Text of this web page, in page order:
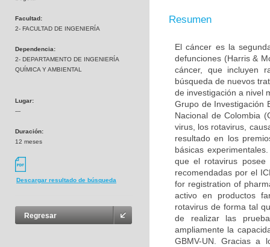
Facultad:
2- FACULTAD DE INGENIERÍA
Dependencia:
2- DEPARTAMENTO DE INGENIERÍA
QUÍMICA Y AMBIENTAL
Lugar:
---
Duración:
12 meses
Descargar resultado de búsqueda
Regresar
Resumen
El cáncer es la
defunciones (Harris &
cáncer, que incluyen
búsqueda de nuevos
de investigación a nivel
Grupo de Investigación
Nacional de Colombia
virus, los rotavirus,
resultado en los
básicas
que el rotavirus posee
recomendadas por el
for registration of
activo en productos
rotavirus de forma tal
de realizar las
ampliamente la
GBMV-UN. Gracias a